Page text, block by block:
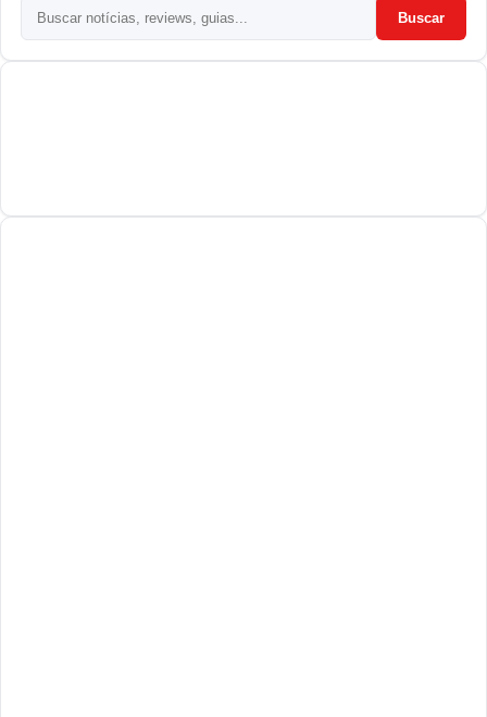
Buscar